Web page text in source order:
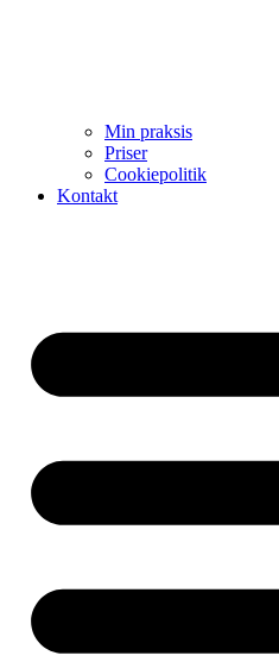
Min praksis
Priser
Cookiepolitik
Kontakt